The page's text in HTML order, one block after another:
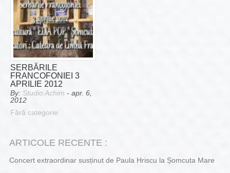
SERBĂRILE
FRANCOFONIEI 3
APRILIE 2012
By: Studio Achim - apr. 6,
2012
Fără categorie
ARTICOLE RECENTE :
Concert extraordinar susținut de Paula Hriscu la Șomcuta Mare